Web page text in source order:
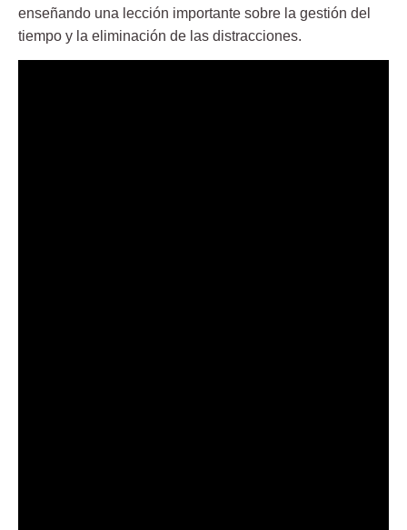
enseñando una lección importante sobre la gestión del
tiempo y la eliminación de las distracciones.